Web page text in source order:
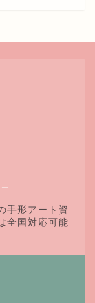
手形アート資
全国対応可能